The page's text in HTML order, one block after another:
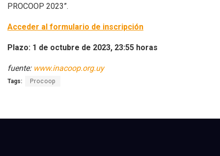
PROCOOP 2023”.
Acceder al formulario de inscripción
Plazo: 1 de octubre de 2023, 23:55 horas
fuente: www.inacoop.org.uy
Tags: Procoop